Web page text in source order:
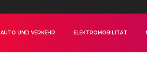
AUTO UND VERKEHR ELEKTROMOBILITÄT